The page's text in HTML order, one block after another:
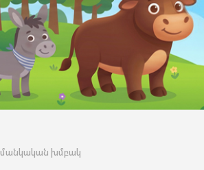
մանկական խմբակ